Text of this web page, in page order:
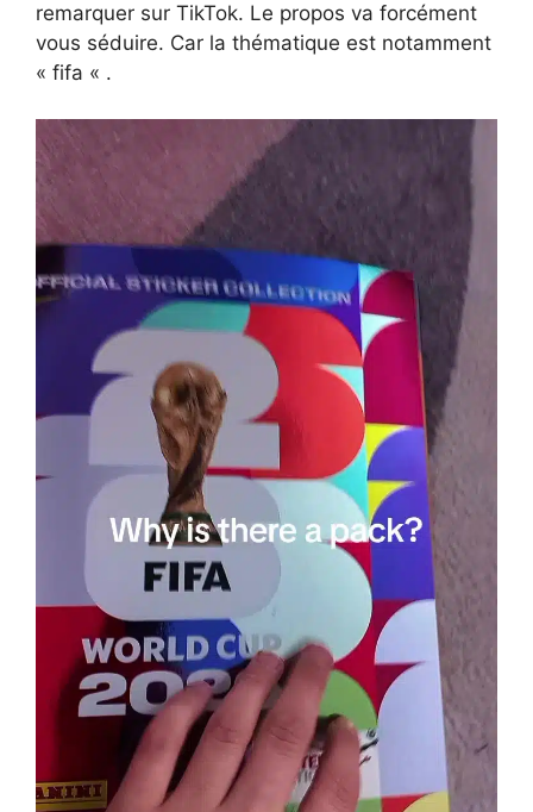
remarquer sur TikTok. Le propos va forcément
vous séduire. Car la thématique est notamment
« fifa « .